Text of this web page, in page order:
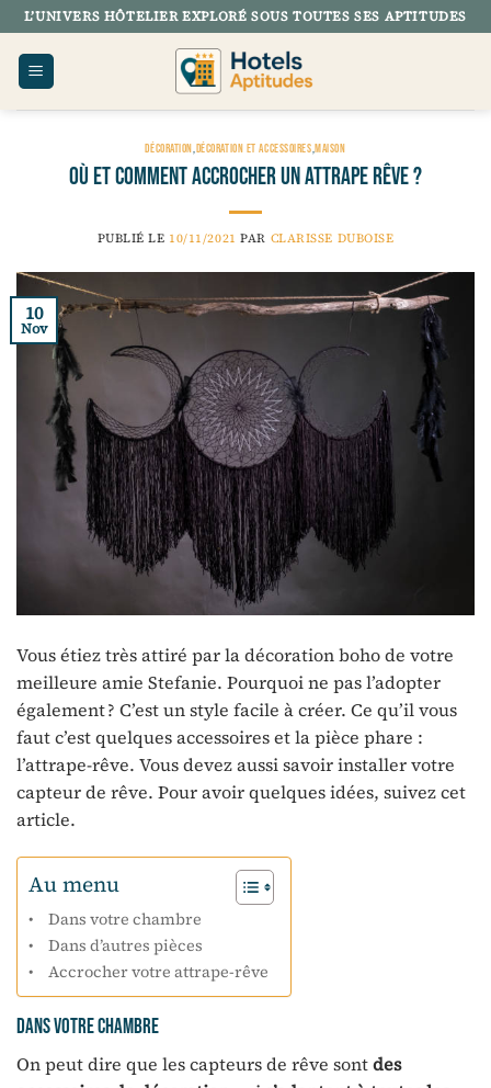
Passer
au
contenu
L’UNIVERS HÔTELIER EXPLORÉ SOUS TOUTES SES APTITUDES
DÉCORATION,DÉCORATION ET ACCESSOIRES,MAISON
Où Et Comment Accrocher Un Attrape Rêve ?
PUBLIÉ LE 10/11/2021 PAR CLARISSE DUBOISE
10
Nov
Vous étiez très attiré par la décoration boho de votre
meilleure amie Stefanie. Pourquoi ne pas l’adopter
également ? C’est un style facile à créer. Ce qu’il vous
faut c’est quelques accessoires et la pièce phare :
l’attrape-rêve. Vous devez aussi savoir installer votre
capteur de rêve. Pour avoir quelques idées, suivez cet
article.
Au menu
Dans votre chambre
Dans d’autres pièces
Accrocher votre attrape-rêve
Dans votre chambre
On peut dire que les capteurs de rêve sontdes